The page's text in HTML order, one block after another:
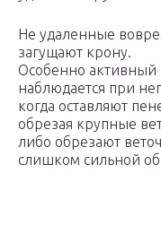
Не удаленные
загущают крону.
Особенно активный
наблюдается при
когда оставляют
обрезая крупные
либо обрезают
слишком сильной